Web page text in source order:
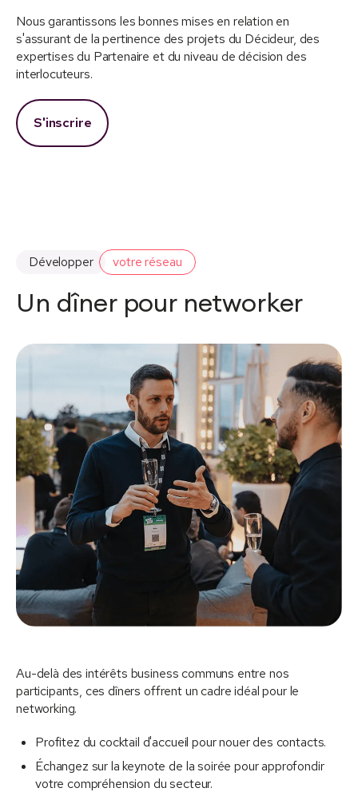
Nous garantissons les bonnes mises en relation en
s'assurant de la pertinence des projets du Décideur, des
expertises du Partenaire et du niveau de décision des
interlocuteurs.
S'inscrire
Développer votre réseau
Un dîner pour networker
Au-delà des intérêts business communs entre nos
participants, ces dîners offrent un cadre idéal pour le
networking.
Profitez du cocktail d'accueil pour nouer des contacts.
Échangez sur la keynote de la soirée pour approfondir
votre compréhension du secteur.